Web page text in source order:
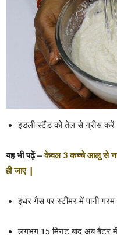
इडली स्टैंड को तेल से ग्रीस
यह भी पढ़ें – केवल 3 कच्चे आलू से नया
ही जाए |
इधर गैस पर स्टीमर में पानी
लगभग 15 मिनट बाद अब बैटर